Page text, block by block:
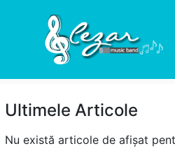
Ultimele Articole
Nu există articole de afișat